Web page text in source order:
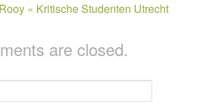
« Kritische Studenten Utrecht
are closed.